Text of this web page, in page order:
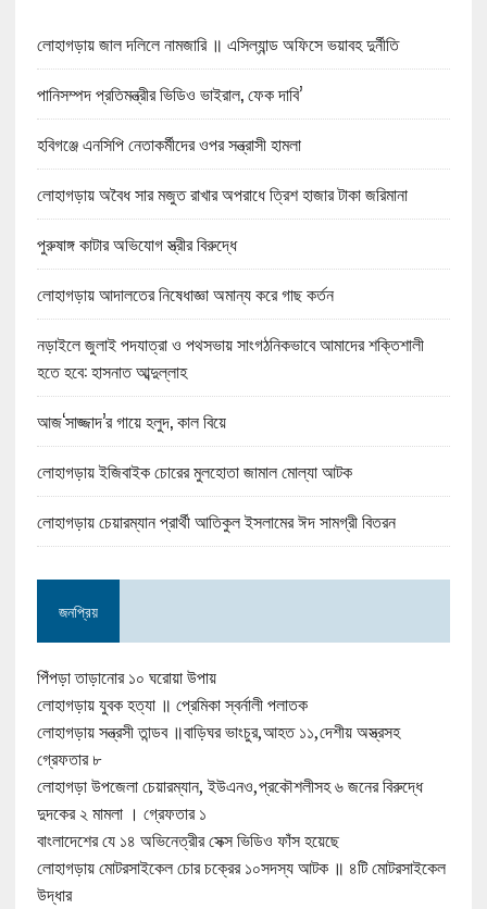
লোহাগড়ায় জাল দলিলে নামজারি ॥ এসিল্যান্ড অফিসে ভয়াবহ দুর্নীতি
পানিসম্পদ প্রতিমন্ত্রীর ভিডিও ভাইরাল, ফেক দাবি’
হবিগঞ্জে এনসিপি নেতাকর্মীদের ওপর সন্ত্রাসী হামলা
লোহাগড়ায় অবৈধ সার মজুত রাখার অপরাধে ত্রিশ হাজার টাকা জরিমানা
পুরুষাঙ্গ কাটার অভিযোগ স্ত্রীর বিরুদ্ধে
লোহাগড়ায় আদালতের নিষেধাজ্ঞা অমান্য করে গাছ কর্তন
নড়াইলে জুলাই পদযাত্রা ও পথসভায় সাংগঠনিকভাবে আমাদের শক্তিশালী
হতে হবে: হাসনাত আব্দুল্লাহ
আজ‘সাজ্জাদ’র গায়ে হলুদ, কাল বিয়ে
লোহাগড়ায় ইজিবাইক চোরের মুলহোতা জামাল মোল্যা আটক
লোহাগড়ায় চেয়ারম্যান প্রার্থী আতিকুল ইসলামের ঈদ সামগ্রী বিতরন
জনপ্রিয়
পিঁপড়া তাড়ানোর ১০ ঘরোয়া উপায়
লোহাগড়ায় যুবক হত্যা ॥ প্রেমিকা স্বর্নালী পলাতক
লোহাগড়ায় সন্ত্রসী তান্ডব ॥বাড়িঘর ভাংচুর,আহত ১১,দেশীয় অস্ত্রসহ
গ্রেফতার ৮
লোহাগড়া উপজেলা চেয়ারম্যান, ইউএনও,প্রকৌশলীসহ ৬ জনের বিরুদ্ধে
দুদকের ২ মামলা । গ্রেফতার ১
বাংলাদেশের যে ১৪ অভিনেত্রীর সেক্স ভিডিও ফাঁস হয়েছে
লোহাগড়ায় মোটরসাইকেল চোর চক্রের ১০সদস্য আটক ॥ ৪টি মোটরসাইকেল
উদ্ধার